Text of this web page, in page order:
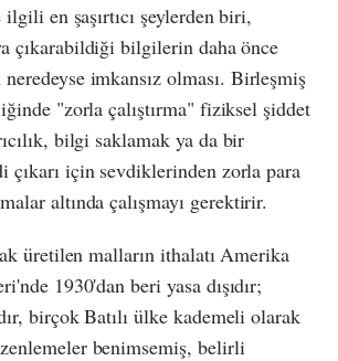
en şaşırtıcı şeylerden biri,
çıkarabildiği bilgilerin daha önce
imkansız olması. Birleşmiş
"zorla çalıştırma" fiziksel şiddet
bilgi saklamak ya da bir
çıkarı için sevdiklerinden zorla para
altında çalışmayı gerektirir.
üretilen malların ithalatı Amerika
1930'dan beri yasa dışıdır;
birçok Batılı ülke kademeli olarak
benimsemiş, belirli